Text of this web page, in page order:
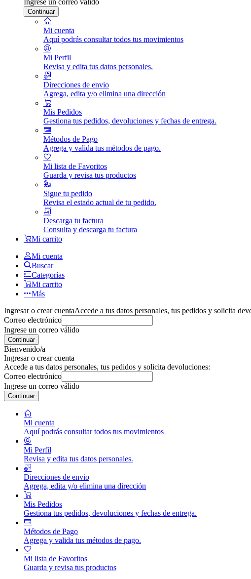
Continuar
Mi cuenta
Aquí podrás consultar todos tus movimientos
Mi Perfil
Revisa y edita tus datos personales.
Direcciones de envio
Agrega, edita y/o elimina una dirección
Mis Pedidos
Gestiona tus pedidos, devoluciones y fechas de entrega.
Métodos de Pago
Agrega y valida tus métodos de pago.
Mi lista de Favoritos
Guarda y revisa tus productos
Sigue tu pedido
Revisa el estado actual de tu pedido.
Descarga tu factura
Consulta y descarga tu factura
Mi carrito
Mi cuenta
Buscar
Categorías
Mi carrito
Más
Ingresar o crear cuentaAccede a tus datos personales, tus pedidos y solicita
Correo electrónico
Ingrese un correo válido
Continuar
Bienvenido/a
Ingresar o crear cuenta
Accede a tus datos personales, tus pedidos y solicita devoluciones:
Correo electrónico
Ingrese un correo válido
Continuar
Mi cuenta
Aquí podrás consultar todos tus movimientos
Mi Perfil
Revisa y edita tus datos personales.
Direcciones de envio
Agrega, edita y/o elimina una dirección
Mis Pedidos
Gestiona tus pedidos, devoluciones y fechas de entrega.
Métodos de Pago
Agrega y valida tus métodos de pago.
Mi lista de Favoritos
Guarda y revisa tus productos